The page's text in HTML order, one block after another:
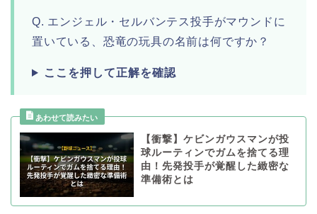
Q. エンジェル・セルバンテス投手がマウンドに
置いている、恐竜の玩具の名前は何ですか？
ここを押して正解を確認
【衝撃】ケビンガウスマンが投
球ルーティンでガムを捨てる理
由！先発投手が覚醒した緻密な
準備術とは